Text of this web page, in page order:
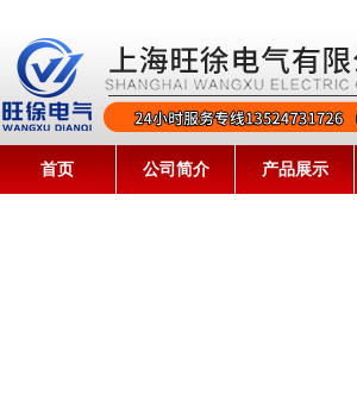
首页 公司简介 产品展示